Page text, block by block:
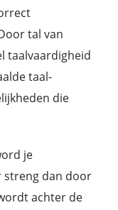
tal van
taalvaardigheid
taal-
die
je
streng dan door
achter de